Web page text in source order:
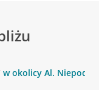
w okolicy Al.